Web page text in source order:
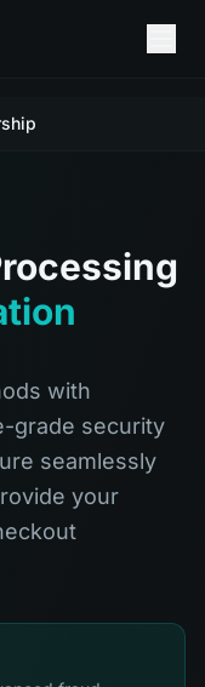
with
grade security
seamlessly
your